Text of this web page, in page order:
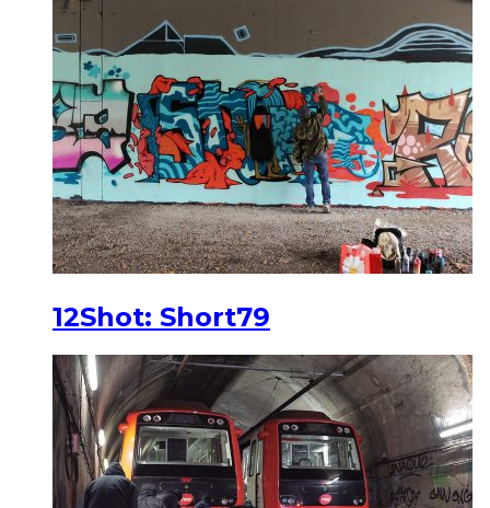
12Shot: Short79